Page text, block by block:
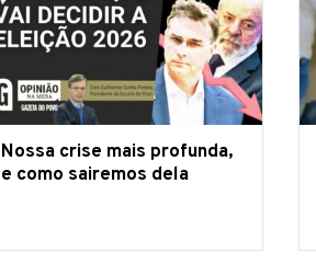
Nossa crise mais profunda,
e como sairemos dela